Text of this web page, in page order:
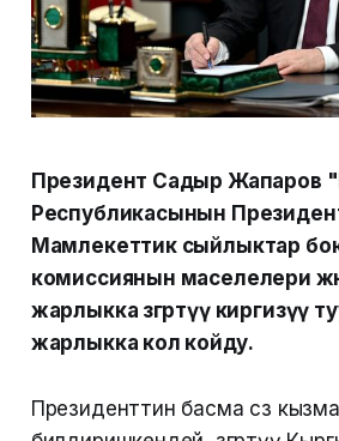
Президент Садыр Жапаров
Республикасынын
Мамлекеттик сыйлыктар
комиссиянын маселелери
жарлыкка өзгөртүү киргизүү
жарлыкка кол койду.
Президенттин басма сөз